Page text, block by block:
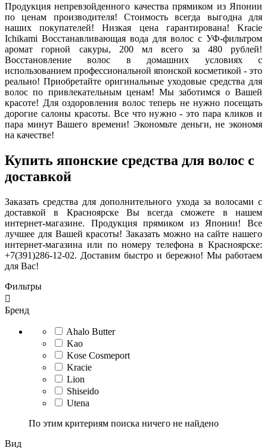
Продукция непревзойденного качества прямиком из Японии
по ценам производителя! Стоимость всегда выгодна для
наших покупателей! Низкая цена гарантирована! Kracie
Ichikami Восстанавливающая вода для волос с УФ-фильтром
аромат горной сакуры, 200 мл всего за 480 рублей!
Восстановление волос в домашних условиях с
использованием профессиональной японской косметикой - это
реально! Приобретайте оригинальные уходовые средства для
волос по привлекательным ценам! Мы заботимся о Вашей
красоте! Для оздоровления волос теперь не нужно посещать
дорогие салоны красоты. Все что нужно - это пара кликов и
пара минут Вашего времени! Экономьте деньги, не экономя
на качестве!
Купить японские средства для волос с
доставкой
Заказать средства для дополнительного ухода за волосами с
доставкой в Красноярске Вы всегда сможете в нашем
интернет-магазине. Продукция прямиком из Японии! Все
лучшее для Вашей красоты! Заказать можно на сайте нашего
интернет-магазина или по номеру телефона в Красноярске:
+7(391)286-12-02. Доставим быстро и бережно! Мы работаем
для Вас!
Фильтры

Бренд
Ahalo Butter
Kao
Kose Cosmeport
Kracie
Lion
Shiseido
Utena
По этим критериям поиска ничего не найдено
Вид